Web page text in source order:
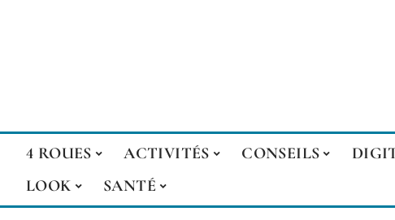
4 ROUES ACTIVITÉS CONSEILS
LOOK
SANTÉ